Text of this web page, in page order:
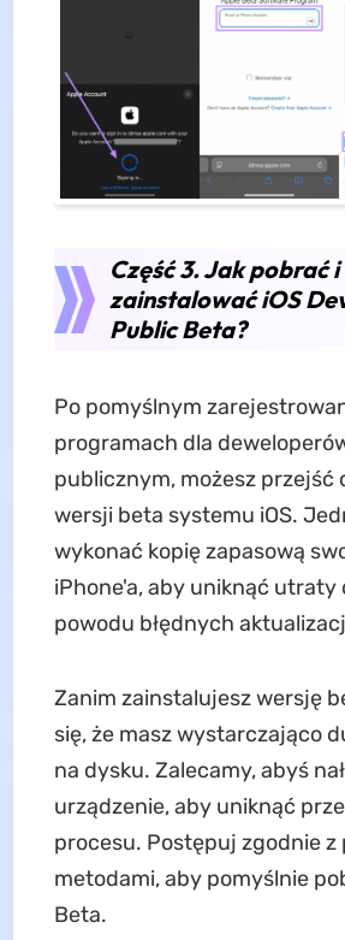
Część 3. Jak pobrać i
zainstalować iOS
Public Beta?
Po pomyślnym
programach dla
publicznym, możesz przejść
wersji beta systemu iOS.
wykonać kopię zapasową
iPhone'a, aby uniknąć utraty
powodu błędnych
Zanim zainstalujesz wersję
się, że masz wystarczająco
na dysku. Zalecamy, abyś
urządzenie, aby uniknąć
procesu. Postępuj zgodnie z
metodami, aby pomyślnie
Beta.